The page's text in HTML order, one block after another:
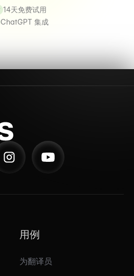
14天免费试用
ChatGPT 集成
用例
为翻译员